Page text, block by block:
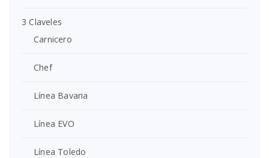
3 Claveles
Carnicero
Chef
Línea Bavaria
Línea EVO
Línea Toledo